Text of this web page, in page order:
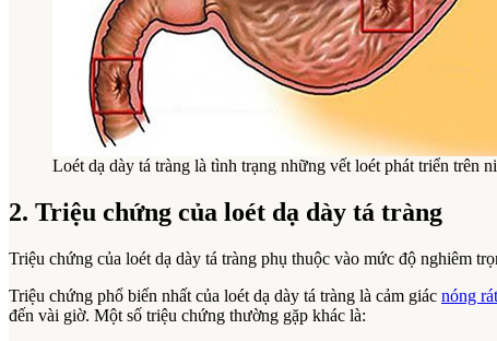
Loét dạ dày tá tràng là tình trạng những vết loét phát triển trên
2. Triệu chứng của loét dạ dày tá tràng
Triệu chứng của loét dạ dày tá tràng phụ thuộc vào mức độ nghiêm
Triệu chứng phổ biến nhất của loét dạ dày tá tràng là cảm giác nóng rát
đến vài giờ. Một số triệu chứng thường gặp khác là: